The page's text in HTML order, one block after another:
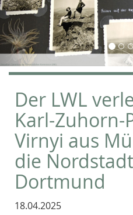
Der LWL
Karl-Zuhorn-
Virnyi aus
die
Dortmund
18.04.2025